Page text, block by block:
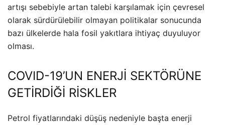
artışı sebebiyle artan talebi karşılamak için çevresel
olarak sürdürülebilir olmayan politikalar sonucunda
bazı ülkelerde hala fosil yakıtlara ihtiyaç duyuluyor
olması.
COVID-19’UN ENERJİ SEKTÖRÜNE
GETİRDİĞİ RİSKLER
Petrol fiyatlarındaki düşüş nedeniyle başta enerji